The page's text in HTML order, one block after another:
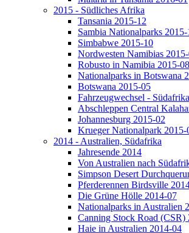
2015 - Südliches Afrika
Tansania 2015-12
Sambia Nationalparks 2015-
Simbabwe 2015-10
Nordwesten Namibias
Robusto in Namibia 2015-08
Nationalparks in Botswana
Botswana 2015-05
Fahrzeugwechsel -
Abschleppen Central
Johannesburg 2015-02
Krueger Nationalpark 2015-
2014 - Australien, Südafrika
Jahresende 2014
Von Australien nach
Simpson Desert
Pferderennen Birdsville
Die Grüne Hölle 2014-07
Nationalparks in Australien
Canning Stock Road (CSR)
Haie in Australien 2014-04